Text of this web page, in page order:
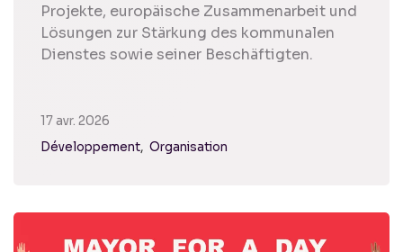
Projekte, europäische Zusammenarbeit und
Lösungen zur Stärkung des kommunalen
Dienstes sowie seiner Beschäftigten.
17 avr. 2026
Développement Organisation